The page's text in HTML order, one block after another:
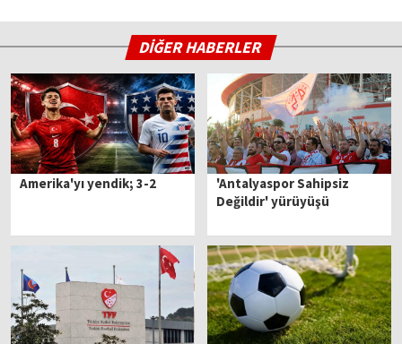
DİĞER HABERLER
Amerika'yı yendik; 3-2
'Antalyaspor Sahipsiz
Değildir' yürüyüşü